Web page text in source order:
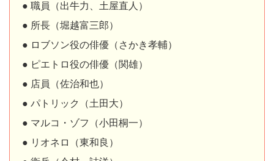
● 職員（出牛力、土屋直人）
● 所長（堀越富三郎）
● ロブソン役の俳優（さかき孝輔）
● ピエトロ役の俳優（関雄）
● 店員（佐治和也）
● パトリック（土田大）
● マルコ・ゾフ（小田桐一）
● リオネロ（東和良）